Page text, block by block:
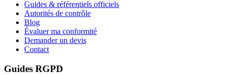
Guides & référentiels officiels
Autorités de contrôle
Blog
Évaluer ma conformité
Demander un devis
Contact
Guides RGPD